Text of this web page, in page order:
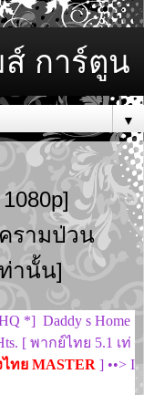
การ์ตูน
▼
ครามป่วน
านั้น]
*] Daddy s Home
[ พากย์ไทย 5.1 เท่
ไทย MASTER ] ••> I